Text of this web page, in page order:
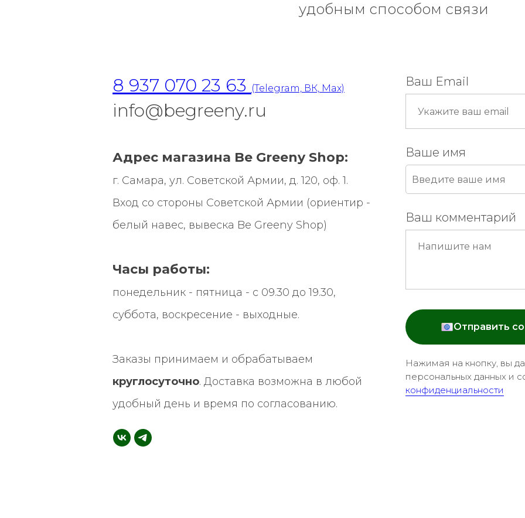
удобным способом связи
8 937 070 23 63 (Telegram, ВК, Max)
info@begreeny.ru
Адрес магазина Be Greeny Shop:
г. Самара, ул. Советской Армии, д. 120, оф. 1.
Вход со стороны Советской Армии (ориентир -
белый навес, вывеска Be Greeny Shop)
Часы работы:
понедельник - пятница - с 09.30 до 19.30,
суббота, воскресение - выходные.
Заказы принимаем и обрабатываем
круглосуточно. Доставка возможна в любой
удобный день и время по согласованию.
Ваш Email
Ваше имя
Ваш комментарий
Отправить
Нажимая на кнопку, вы
персональных данных и
конфиденциальности